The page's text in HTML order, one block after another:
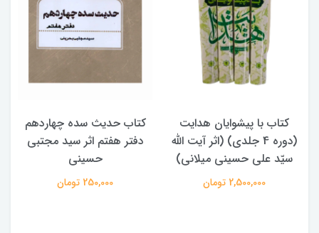
کتاب با پیشوایان هدایت
(دوره 4 جلدی) (اثر آیت الله
سیّد علی حسینی میلانی)
2,500,000 تومان
کتاب حدیث سده چهاردهم
دفتر هفتم اثر سید مجتبی
حسینی
250,000 تومان